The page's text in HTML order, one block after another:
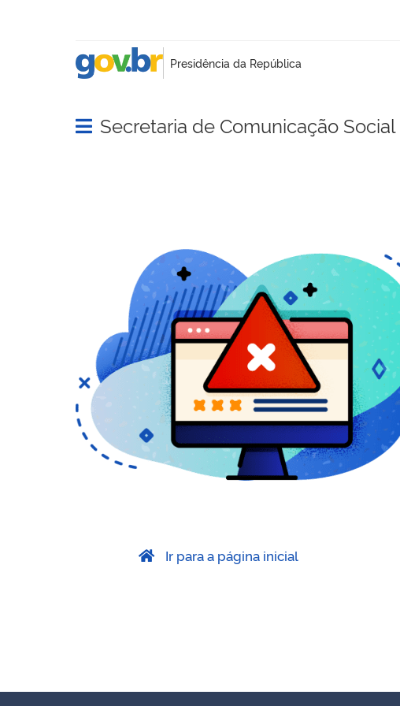
Abrir menu principal de navegação
Secretaria de Comunicação Social
Ir para a página inicial